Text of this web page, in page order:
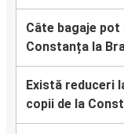
Câte bagaje
Constanța la
Există reduceri
copii de la